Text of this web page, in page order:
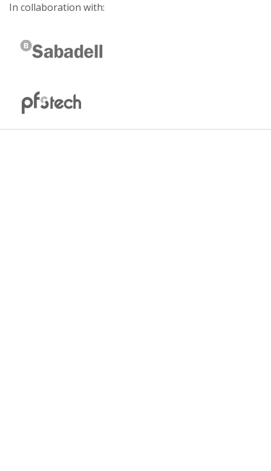
In collaboration with: